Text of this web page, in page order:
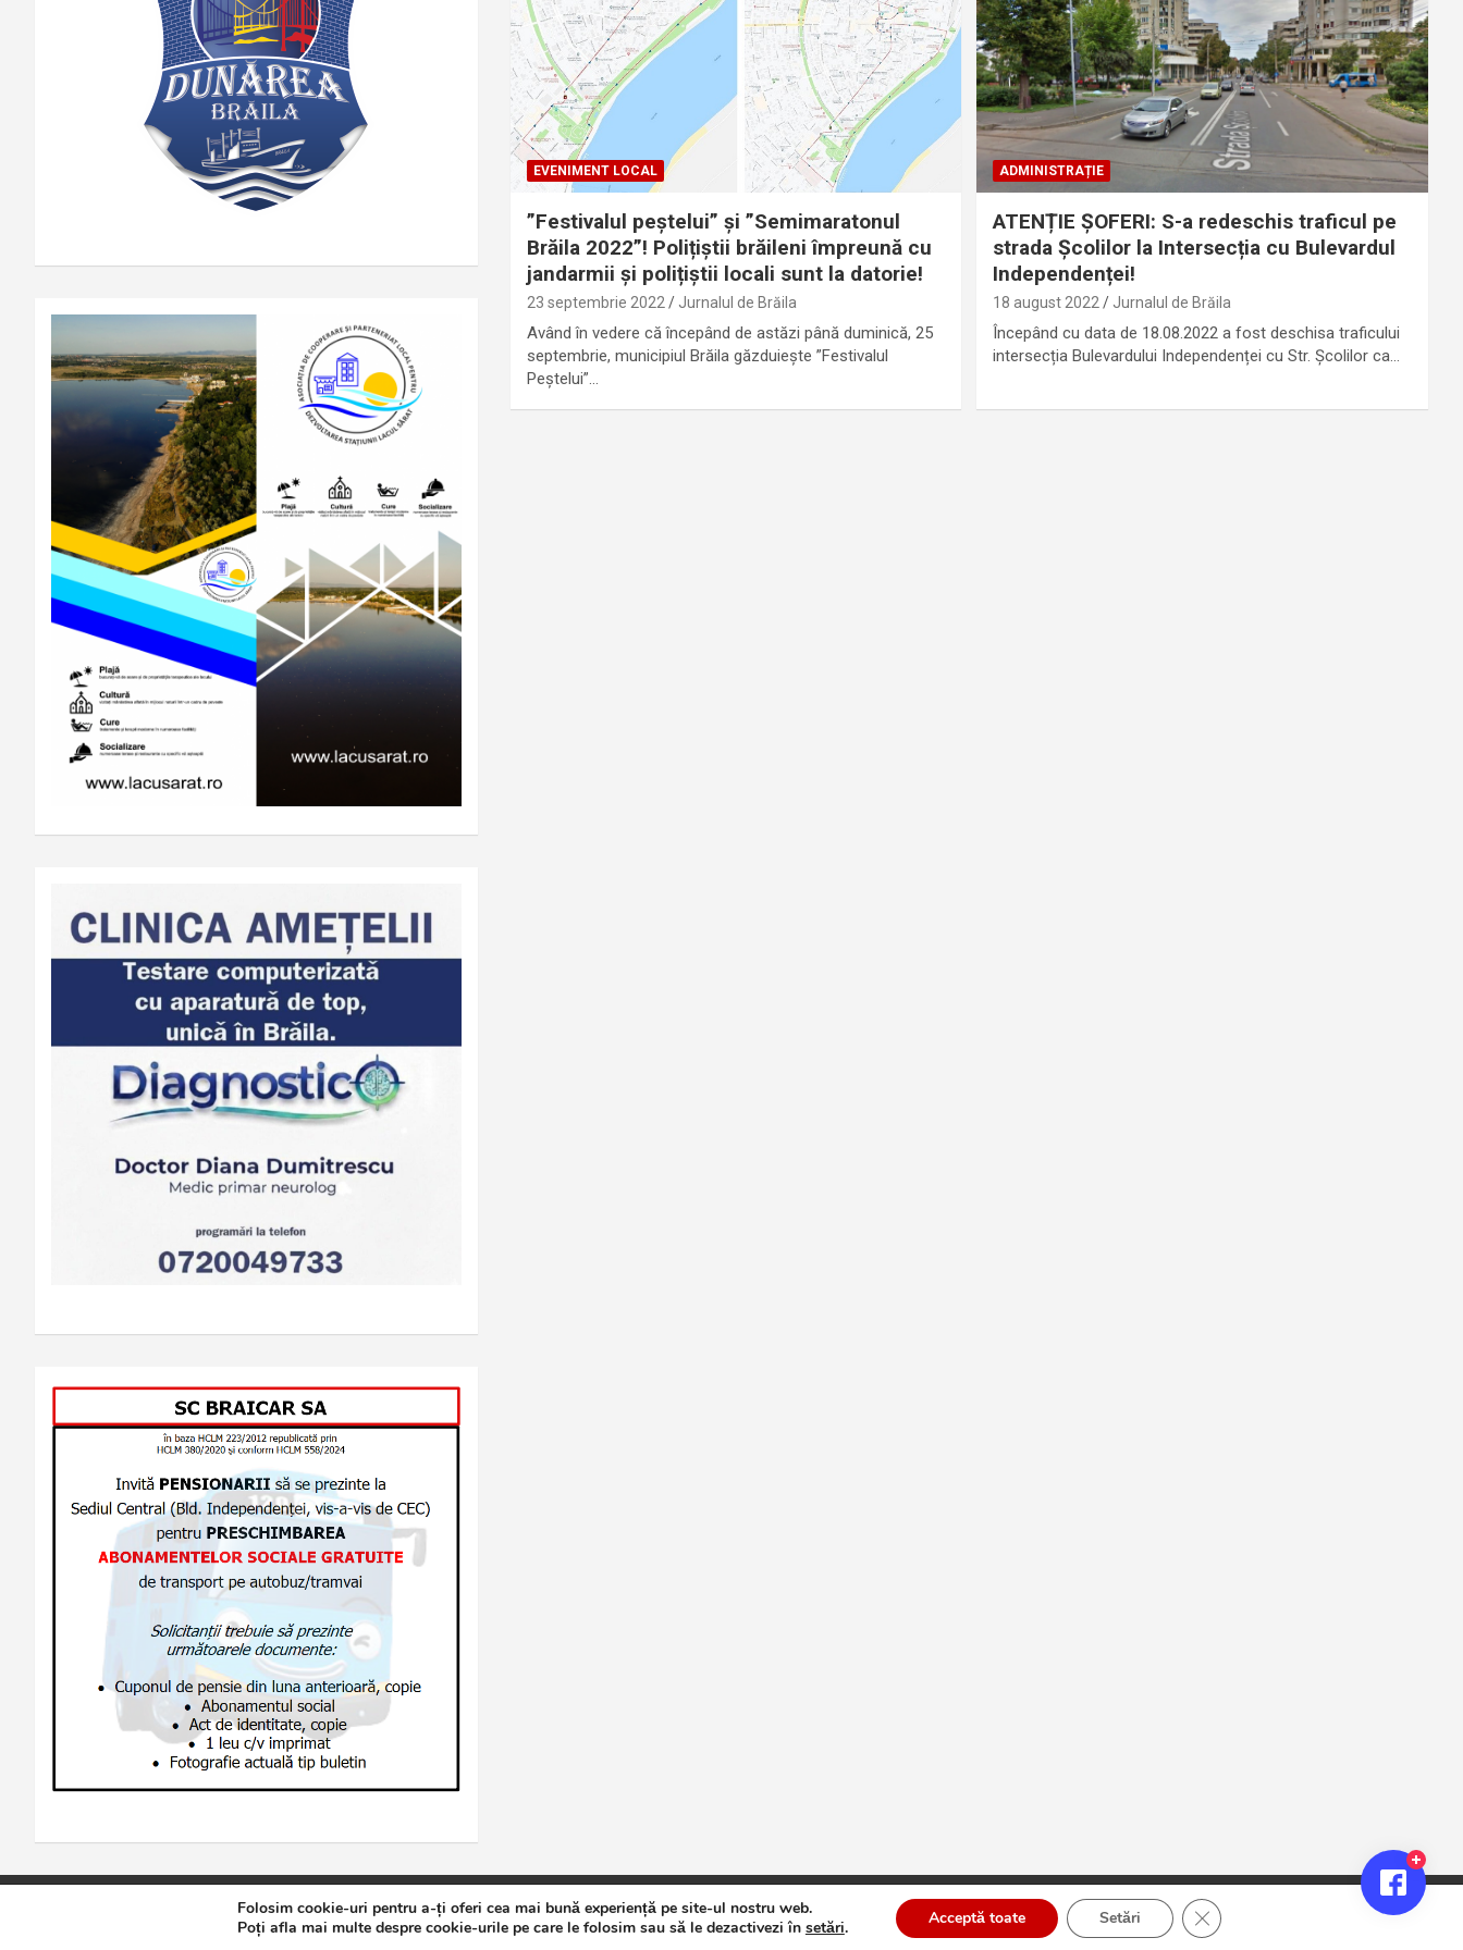
EVENIMENT LOCAL
”Festivalul peștelui” și ”Semimaratonul
Brăila 2022”! Polițiștii brăileni împreună cu
jandarmii și polițiștii locali sunt la datorie!
23 septembrie 2022 Jurnalul de Brăila
Având în vedere că începând de astăzi până duminică, 25
septembrie, municipiul Brăila găzduiește ”Festivalul
Peștelui”…
ADMINISTRAȚIE
ATENȚIE ȘOFERI: S-a redeschis traficul pe
strada Școlilor la Intersecția cu Bulevardul
Independenței!
18 august 2022 Jurnalul de Brăila
Începând cu data de 18.08.2022 a fost deschisa traficului
intersecția Bulevardului Independenței cu Str. Școlilor ca…
Jurnalul de Brăila Politică de confidențialitate Theme by:Theme Horse Proudly Powered by: WordPress
Folosim cookie-uri pentru a-ți oferi cea mai bună experiență pe site-ul nostru web.
Poți afla mai multe despre cookie-urile pe care le folosim sau să le dezactivezi în setări. Acceptă toate Setări Close GDPR Cookie Banner